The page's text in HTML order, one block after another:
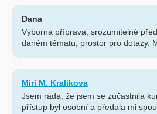
Dana
Výborná příprava, srozumitelné
daném tématu, prostor pro dotazy.
Miri M. Kralikova
Jsem ráda, že jsem se zúčastnila
přístup byl osobní a předala mi